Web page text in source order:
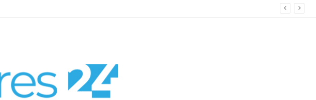
de la Propiedad Privada